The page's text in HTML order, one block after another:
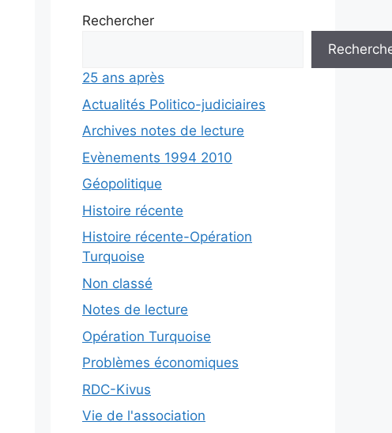
Rechercher
25 ans après
Actualités Politico-judiciaires
Archives notes de lecture
Evènements 1994 2010
Géopolitique
Histoire récente
Histoire récente-Opération
Turquoise
Non classé
Notes de lecture
Opération Turquoise
Problèmes économiques
RDC-Kivus
Vie de l'association